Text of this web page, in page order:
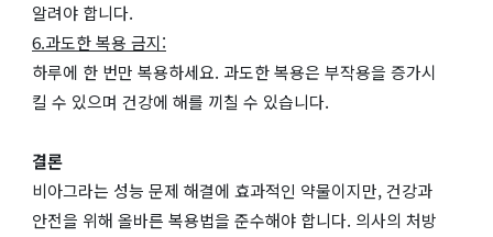
알려야 합니다.
6.과도한 복용 금지:
하루에 한 번만 복용하세요. 과도한 복용은 부작용을 증가시
킬 수 있으며 건강에 해를 끼칠 수 있습니다.
결론
비아그라는 성능 문제 해결에 효과적인 약물이지만, 건강과
안전을 위해 올바른 복용법을 준수해야 합니다. 의사의 처방